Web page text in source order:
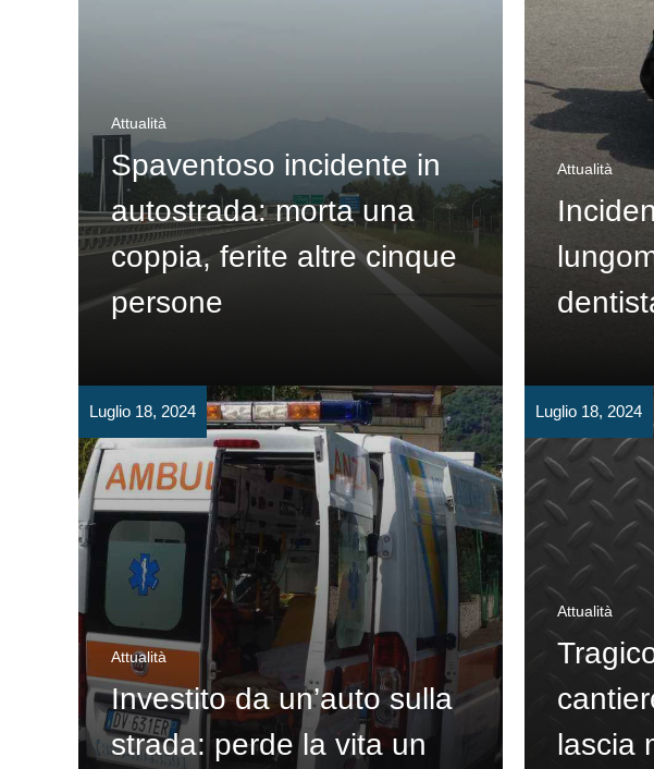
Attualità
Spaventoso incidente in
autostrada: morta una
coppia, ferite altre cinque
persone
Attualità
Luglio 18, 2024
Attualità
Investito da un’auto sulla
strada: perde la vita un
Luglio 18, 2024
Attualità
lascia